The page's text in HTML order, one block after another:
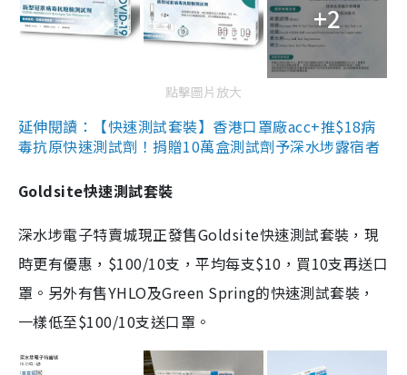
+2
點擊圖片放大
延伸閱讀：【快速測試套裝】香港口罩廠acc+推$18病
毒抗原快速測試劑！捐贈10萬盒測試劑予深水埗露宿者
Goldsite快速測試套裝
深水埗電子特賣城現正發售Goldsite快速測試套裝，現
時更有優惠，$100/10支，平均每支$10，買10支再送口
罩。另外有售YHLO及Green Spring的快速測試套裝，
一樣低至$100/10支送口罩。